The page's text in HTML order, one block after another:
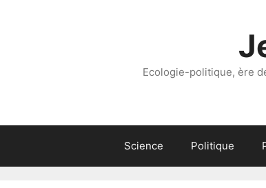
Ecologie-politique, ère
Science Politique